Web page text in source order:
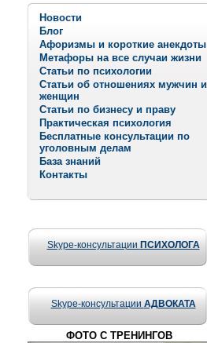
Новости
Блог
Афоризмы и короткие анекдоты
Метафоры на все случаи жизни
Статьи по психологии
Статьи об отношениях мужчин и
женщин
Статьи по бизнесу и праву
Практическая психология
Бесплатные консультации по
уголовным делам
База знаний
Контакты
Skype-консультации ПСИХОЛОГА
Skype-консультации АДВОКАТА
ФОТО С ТРЕНИНГОВ